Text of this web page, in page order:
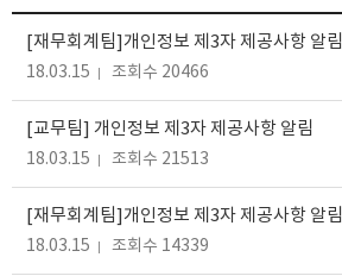
[재무회계팀]개인정보 제3자 제공사항 알림
18.03.15 조회수 20466
[교무팀] 개인정보 제3자 제공사항 알림
18.03.15 조회수 21513
[재무회계팀]개인정보 제3자 제공사항 알림
18.03.15 조회수 14339